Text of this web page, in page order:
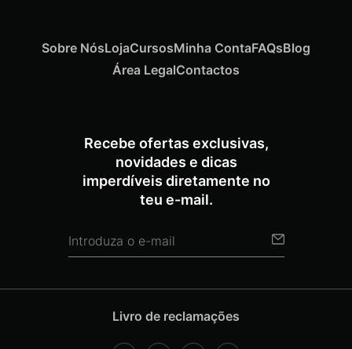
Recebe ofertas exclusivas,
novidades e dicas
imperdíveis diretamente no
teu e-mail.
Sobre NósLojaCursosMinha ContaFAQsBlog
Área LegalContactos
Livro de reclamações